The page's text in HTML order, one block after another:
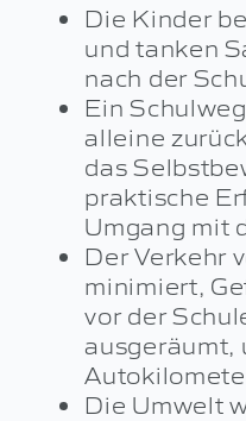
Die Kinder
und tanken
nach der
Ein
alleine
das
praktische
Umgang mit
Der Verkehr
minimiert,
vor der
ausgeräumt,
Die Umwelt